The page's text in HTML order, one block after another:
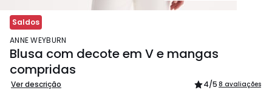
Saldos
ANNE WEYBURN
Blusa com decote em V e mangas
compridas
Ver descrição 4/5 8 avaliações